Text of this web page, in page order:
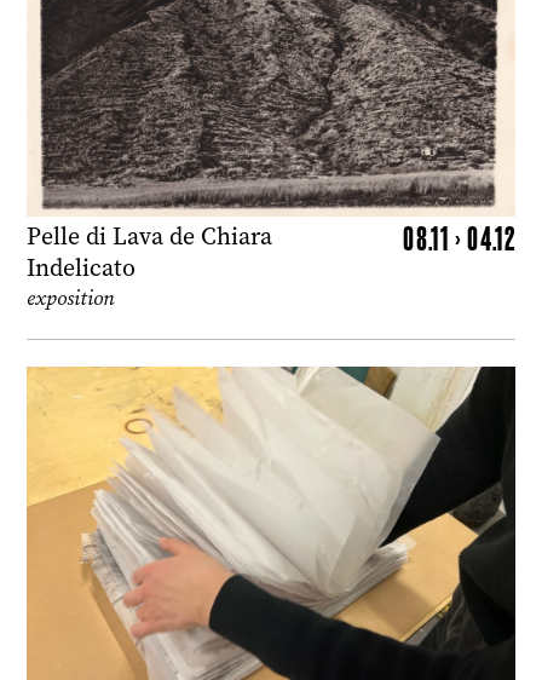
Pelle di Lava de Chiara
Indelicato
08.11 > 04.12
exposition